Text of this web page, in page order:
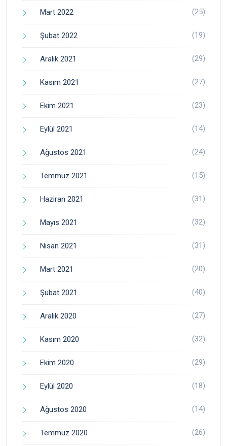
Mart 2022 (25)
Şubat 2022 (19)
Aralık 2021 (29)
Kasım 2021 (27)
Ekim 2021 (23)
Eylül 2021 (14)
Ağustos 2021 (24)
Temmuz 2021 (15)
Haziran 2021 (31)
Mayıs 2021 (32)
Nisan 2021 (31)
Mart 2021 (20)
Şubat 2021 (40)
Aralık 2020 (27)
Kasım 2020 (32)
Ekim 2020 (29)
Eylül 2020 (18)
Ağustos 2020 (14)
Temmuz 2020 (26)